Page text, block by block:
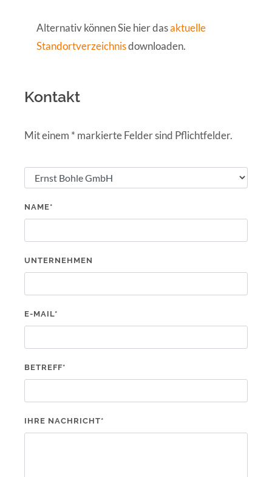
Alternativ können Sie hier dasaktuelle
Standortverzeichnisdownloaden.
Kontakt
Mit einem * markierte Felder sind Pflichtfelder.
NAME*
UNTERNEHMEN
E-MAIL*
BETREFF*
IHRE NACHRICHT*